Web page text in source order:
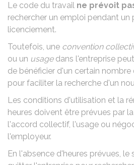
Le code du travail ne prévoit
rechercher un emploi pendant un
licenciement.
Toutefois, une convention
ou un usagedans l'entreprise
de bénéficier d'un certain
pour faciliter la recherche d'un
Les conditions d'utilisation et la
heures doivent être prévues par
l'accord collectif, l'usage ou
l'employeur.
En l'absence d'heures prévues, le